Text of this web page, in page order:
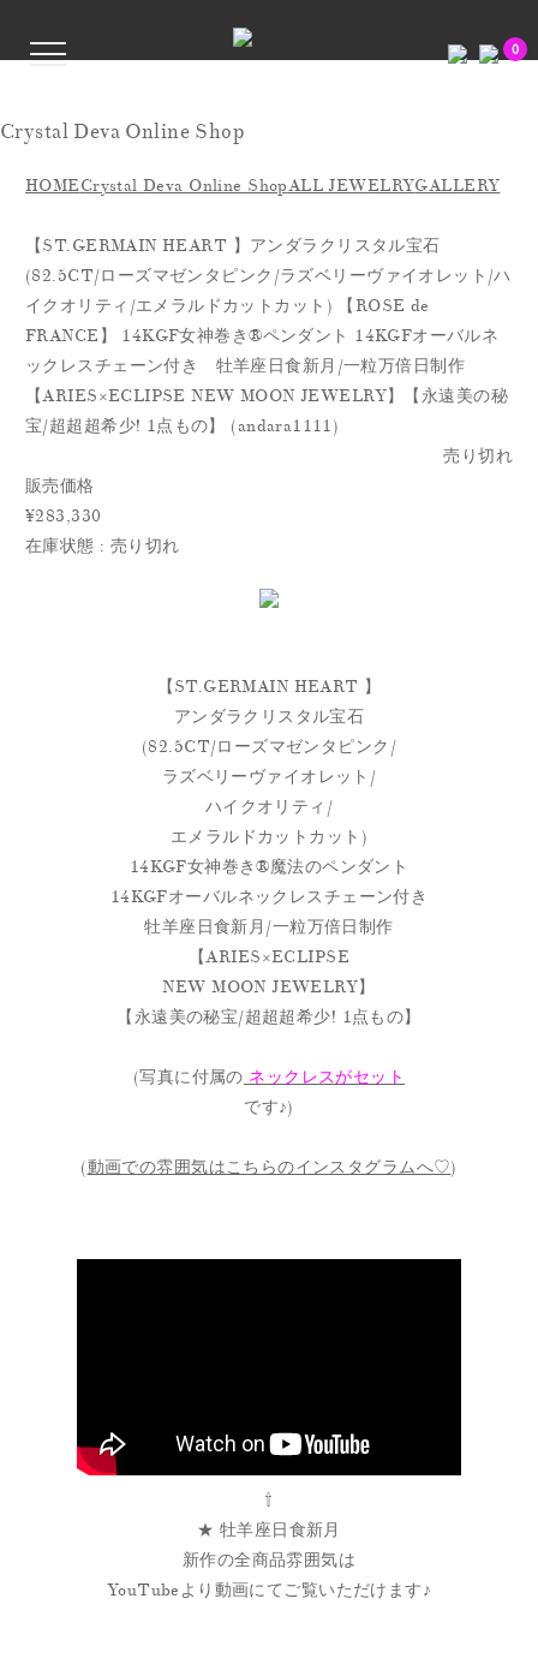
0
Crystal Deva Online Shop
HOMECrystal Deva Online ShopALL JEWELRYGALLERY
【ST.GERMAIN HEART 】アンダラクリスタル宝石
(82.5CT/ローズマゼンタピンク/ラズベリーヴァイオレット/ハ
イクオリティ/エメラルドカットカット) 【ROSE de
FRANCE】 14KGF女神巻き®︎ペンダント 14KGFオーバルネ
ックレスチェーン付き 牡羊座日食新月/一粒万倍日制作
【ARIES×ECLIPSE NEW MOON JEWELRY】【永遠美の秘
宝/超超超希少! 1点もの】 (andara1111)
売り切れ
販売価格
¥283,330
在庫状態 : 売り切れ
【ST.GERMAIN HEART 】
アンダラクリスタル宝石
(82.5CT/ローズマゼンタピンク/
ラズベリーヴァイオレット/
ハイクオリティ/
エメラルドカットカット)
14KGF女神巻き®︎魔法のペンダント
14KGFオーバルネックレスチェーン付き
牡羊座日食新月/一粒万倍日制作
【ARIES×ECLIPSE
NEW MOON JEWELRY】
【永遠美の秘宝/超超超希少! 1点もの】
(写真に付属の ネックレスがセット
です♪)
(動画での雰囲気はこちらのインスタグラムへ♡)
⇧
★ 牡羊座日食新月
新作の全商品雰囲気は
YouTubeより動画にてご覧いただけます♪